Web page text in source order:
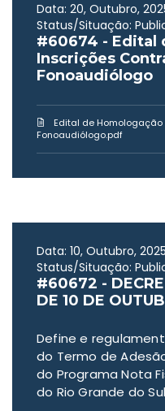
Data: 20, Outubro,
Status/Situação:
#60674 - Edital
Inscrições
Fonoaudiólogo
Edital de
Fonoaudiólogo.pdf
Data: 10, Outubro, 2025
Status/Situação:
#60672 -
DE 10 DE
Define e
do Termo de
do Programa Nota
do Rio Grande do